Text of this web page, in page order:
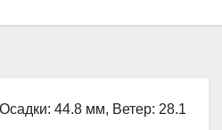
44.8 мм, Ветер: 28.1